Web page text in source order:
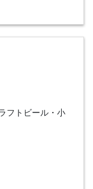
フトビール・小